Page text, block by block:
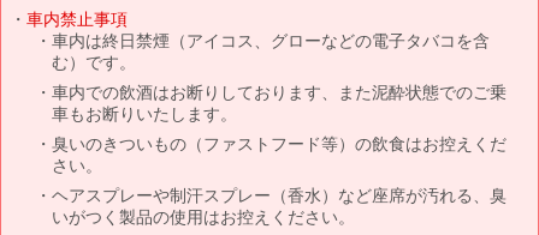
車内禁止事項
車内は終日禁煙（アイコス、グローなどの電子タバコを含
む）です。
車内での飲酒はお断りしております、また泥酔状態でのご乗
車もお断りいたします。
臭いのきついもの（ファストフード等）の飲食はお控えくだ
さい。
ヘアスプレーや制汗スプレー（香水）など座席が汚れる、臭
いがつく製品の使用はお控えください。